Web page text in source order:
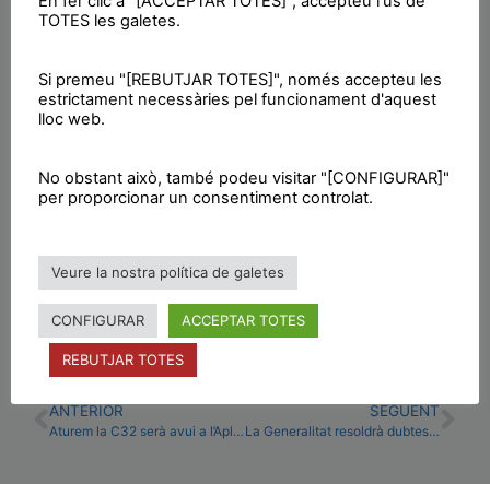
Imatge: ELS CINC PRIMERS DE LA LLISTA |
FONT: LLIBERTAT.CAT
Font:Nova Ràdio Lloret
Premsa CUP Lloret
ANTERIOR
Aturem la C32 serà avui a l’Aplec del Vilar
SEGÜENT
La Generalitat resoldrà dubtes sobre l’autopista aquest dijous
TOTES les galetes.
Si premeu "[REBUTJAR TOTES]", només accepteu les
estrictament necessàries pel funcionament d'aquest
lloc web.
No obstant això, també podeu visitar "[CONFIGURAR]"
per proporcionar un consentiment controlat.
Veure la nostra política de galetes
CONFIGURAR ACCEPTAR TOTES
REBUTJAR TOTES